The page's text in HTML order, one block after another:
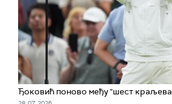
Ђоковић поново међу "шест